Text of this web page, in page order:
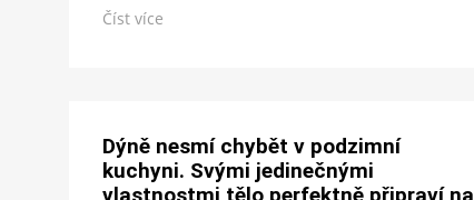
Číst více
Dýně nesmí chybět v podzimní
kuchyni. Svými jedinečnými
vlastnostmi tělo perfektně připraví na